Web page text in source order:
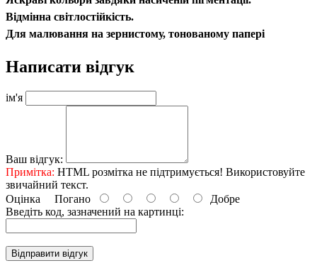
Відмінна світлостійкість.
Для малювання на зернистому, тонованому папері
Написати відгук
ім'я
Ваш відгук:
Примітка: HTML розмітка не підтримується! Використовуйте
звичайний текст.
Оцінка Погано
Добре
Введіть код, зазначений на картинці:
Відправити відгук